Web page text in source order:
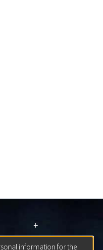
+
information for the